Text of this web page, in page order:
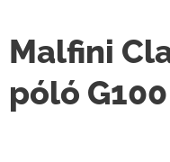
Malfini
póló G100